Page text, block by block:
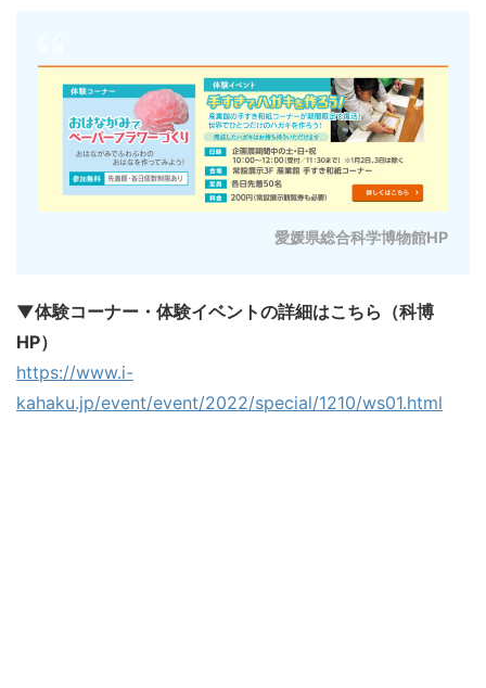
愛媛県総合科学博物館HP
▼体験コーナー・体験イベントの詳細はこちら（科博
HP）
https://www.i-
kahaku.jp/event/event/2022/special/1210/ws01.html